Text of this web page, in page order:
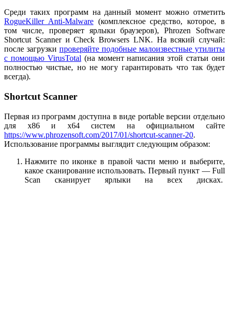
Среди таких программ на данный момент можно отметить
RogueKiller Anti-Malware(комплексное средство, которое, в
том числе, проверяет ярлыки браузеров), Phrozen Software
Shortcut Scanner и Check Browsers LNK. На всякий случай:
после загрузки проверяйте подобные малоизвестные утилиты
с помощью VirusTotal(на момент написания этой статьи они
полностью чистые, но не могу гарантировать что так будет
всегда).
Shortcut Scanner
Первая из программ доступна в виде portable версии отдельно
для x86 и x64 систем на официальном сайте
https://www.phrozensoft.com/2017/01/shortcut-scanner-20.
Использование программы выглядит следующим образом:
Нажмите по иконке в правой части меню и выберите,
какое сканирование использовать. Первый пункт — Full
Scan сканирует ярлыки на всех дисках.